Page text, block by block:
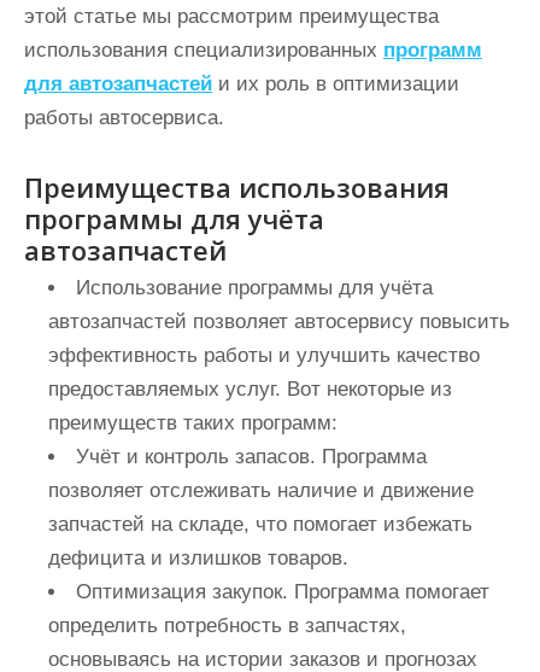
этой статье мы рассмотрим преимущества
использования специализированных программ
для автозапчастей и их роль в оптимизации
работы автосервиса.
Преимущества использования
программы для учёта
автозапчастей
Использование программы для учёта
автозапчастей позволяет автосервису повысить
эффективность работы и улучшить качество
предоставляемых услуг. Вот некоторые из
преимуществ таких программ:
Учёт и контроль запасов. Программа
позволяет отслеживать наличие и движение
запчастей на складе, что помогает избежать
дефицита и излишков товаров.
Оптимизация закупок. Программа помогает
определить потребность в запчастях,
основываясь на истории заказов и прогнозах